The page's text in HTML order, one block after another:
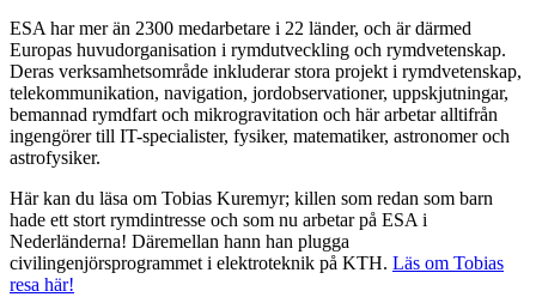
ESA har mer än 2300 medarbetare i 22 länder, och är därmed
Europas huvudorganisation i rymdutveckling och rymdvetenskap.
Deras verksamhetsområde inkluderar stora projekt i rymdvetenskap,
telekommunikation, navigation, jordobservationer, uppskjutningar,
bemannad rymdfart och mikrogravitation och här arbetar alltifrån
ingengörer till IT-specialister, fysiker, matematiker, astronomer och
astrofysiker.
Här kan du läsa om Tobias Kuremyr; killen som redan som barn
hade ett stort rymdintresse och som nu arbetar på ESA i
Nederländerna! Däremellan hann han plugga
civilingenjörsprogrammet i elektroteknik på KTH. Läs om Tobias
resa här!